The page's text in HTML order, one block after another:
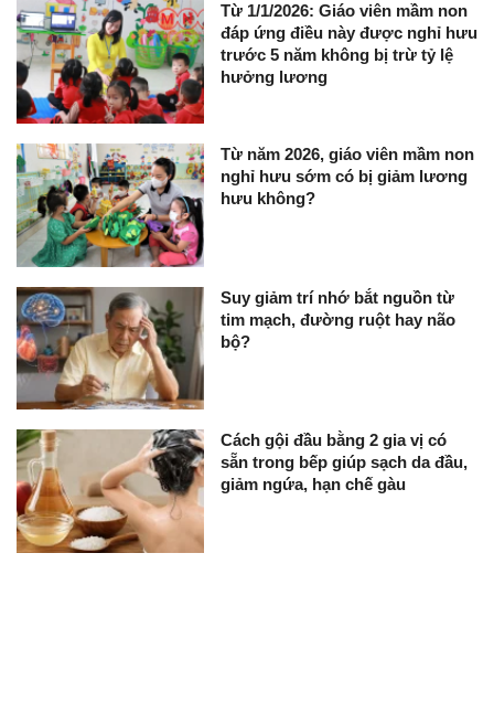
Từ 1/1/2026: Giáo viên mầm non
đáp ứng điều này được nghỉ hưu
trước 5 năm không bị trừ tỷ lệ
hưởng lương
Từ năm 2026, giáo viên mầm non
nghỉ hưu sớm có bị giảm lương
hưu không?
Suy giảm trí nhớ bắt nguồn từ
tim mạch, đường ruột hay não
bộ?
Cách gội đầu bằng 2 gia vị có
sẵn trong bếp giúp sạch da đầu,
giảm ngứa, hạn chế gàu